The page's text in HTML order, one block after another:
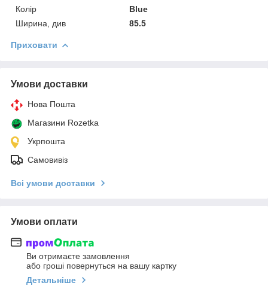
Колір
Blue
Ширина, див
85.5
Приховати
Умови доставки
Нова Пошта
Магазини Rozetka
Укрпошта
Самовивіз
Всі умови доставки
Умови оплати
Ви отримаєте замовлення
або гроші повернуться на вашу картку
Детальніше